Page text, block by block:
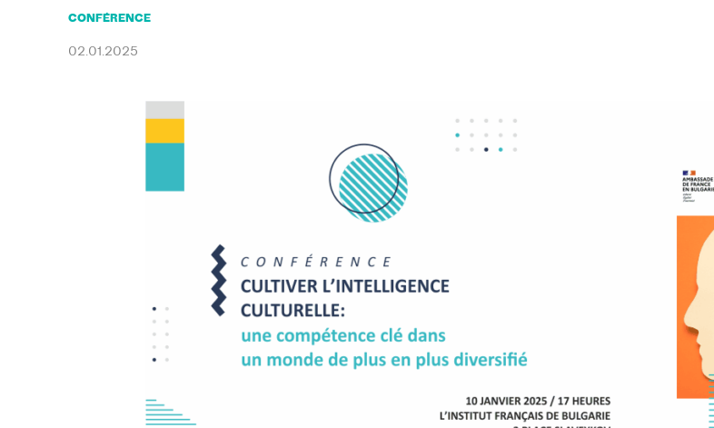
CONFÉRENCE
02.01.2025